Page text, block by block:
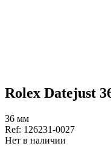
Rolex Datejust
36 мм
Ref: 126231-0027
Нет в наличии